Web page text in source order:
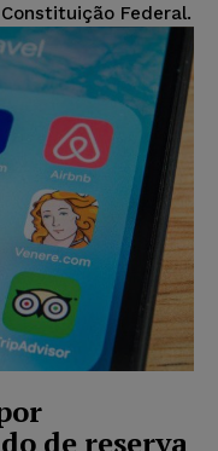
Federal.
de reserva